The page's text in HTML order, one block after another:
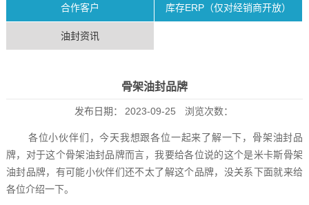
合作客户 库存ERP（仅对经销商开放）
油封资讯
骨架油封品牌
发布日期： 2023-09-25 浏览次数：
各位小伙伴们，今天我想跟各位一起来了解一下，骨架油封品
牌，对于这个骨架油封品牌而言，我要给各位说的这个是米卡斯骨架
油封品牌，有可能小伙伴们还不太了解这个品牌，没关系下面就来给
各位介绍一下。